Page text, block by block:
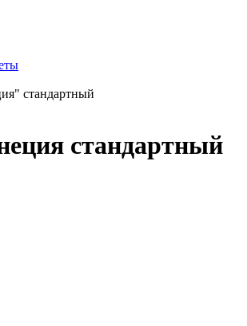
стандартный
стандартный